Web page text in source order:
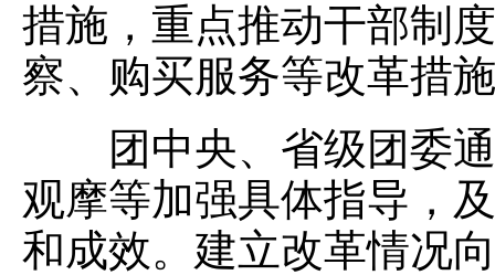
措施，重点推动干部制
察、购买服务等改革措
团中央、省级团委通
观摩等加强具体指导，
和成效。建立改革情况